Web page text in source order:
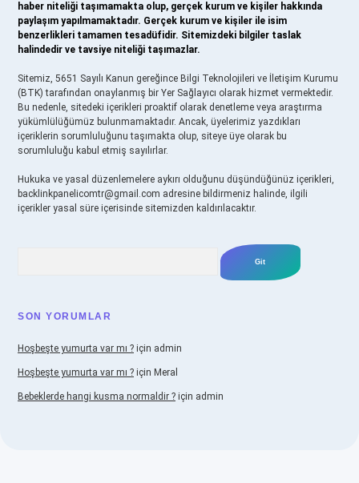
haber niteliği taşımamakta olup, gerçek kurum ve kişiler hakkında
paylaşım yapılmamaktadır. Gerçek kurum ve kişiler ile isim
benzerlikleri tamamen tesadüfidir. Sitemizdeki bilgiler taslak
halindedir ve tavsiye niteliği taşımazlar.
Sitemiz, 5651 Sayılı Kanun gereğince Bilgi Teknolojileri ve İletişim Kurumu
(BTK) tarafından onaylanmış bir Yer Sağlayıcı olarak hizmet vermektedir.
Bu nedenle, sitedeki içerikleri proaktif olarak denetleme veya araştırma
yükümlülüğümüz bulunmamaktadır. Ancak, üyelerimiz yazdıkları
içeriklerin sorumluluğunu taşımakta olup, siteye üye olarak bu
sorumluluğu kabul etmiş sayılırlar.
Hukuka ve yasal düzenlemelere aykırı olduğunu düşündüğünüz içerikleri,
backlinkpanelicomtr@gmail.com adresine bildirmeniz halinde, ilgili
içerikler yasal süre içerisinde sitemizden kaldırılacaktır.
SON YORUMLAR
Hoşbeşte yumurta var mı ? için admin
Hoşbeşte yumurta var mı ? için Meral
Bebeklerde hangi kusma normaldir ? için admin